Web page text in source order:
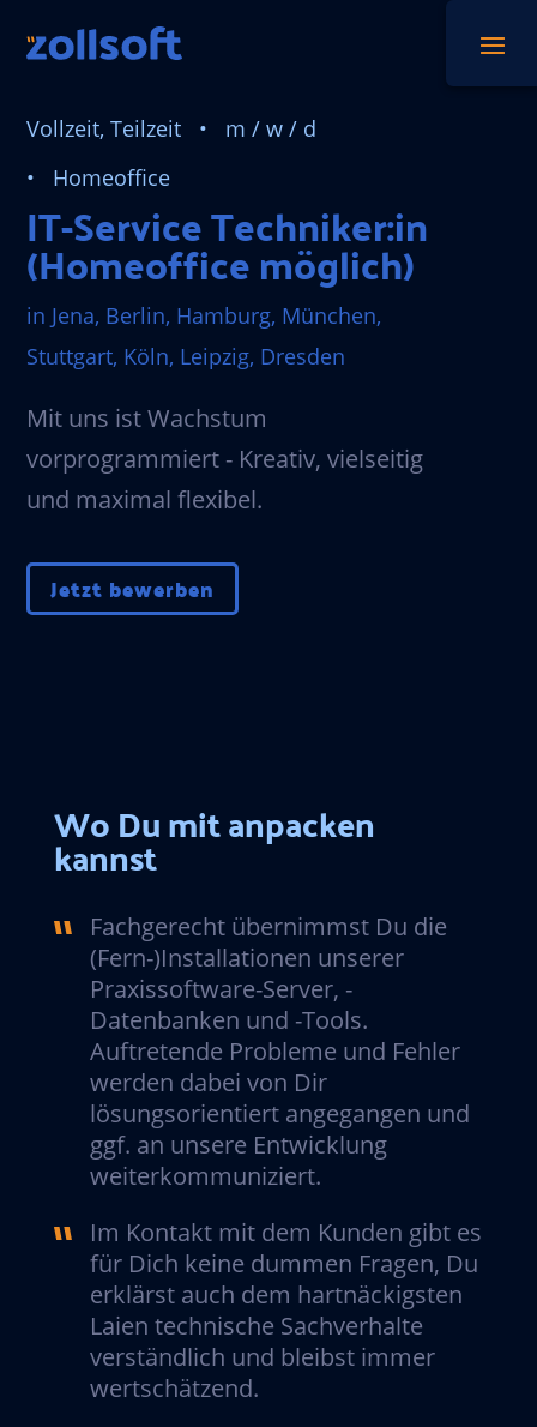
Vollzeit, Teilzeit • m / w / d
• Homeoffice
IT-Service Techniker:in
(Homeoffice möglich)
in Jena, Berlin, Hamburg, München,
Stuttgart, Köln, Leipzig, Dresden
Mit uns ist Wachstum
vorprogrammiert - Kreativ, vielseitig
und maximal flexibel.
Jetzt bewerben
Wo Du mit anpacken
kannst
Fachgerecht übernimmst Du die
(Fern-)Installationen unserer
Praxissoftware-Server, -
Datenbanken und -Tools.
Auftretende Probleme und Fehler
werden dabei von Dir
lösungsorientiert angegangen und
ggf. an unsere Entwicklung
weiterkommuniziert.
Im Kontakt mit dem Kunden gibt es
für Dich keine dummen Fragen, Du
erklärst auch dem hartnäckigsten
Laien technische Sachverhalte
verständlich und bleibst immer
wertschätzend.